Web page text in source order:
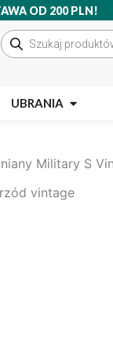
OD 200 PLN!
Wyszukiwarka
produktów
UBRANIA Open
Military S